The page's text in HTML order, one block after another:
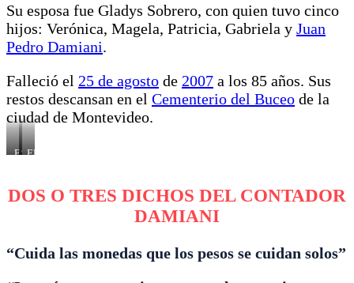
Su esposa fue Gladys Sobrero, con quien tuvo cinco
hijos: Verónica, Magela, Patricia, Gabriela y Juan
Pedro Damiani.
Falleció el 25 de agosto de 2007 a los 85 años. Sus
restos descansan en el Cementerio del Buceo de la
ciudad de Montevideo.
ESTADIO
DAMIANI
EL
HINCHAS
DOS O TRES DICHOS DEL CONTADOR
DAMIANI
“Cuida las monedas que los pesos se cuidan solos”